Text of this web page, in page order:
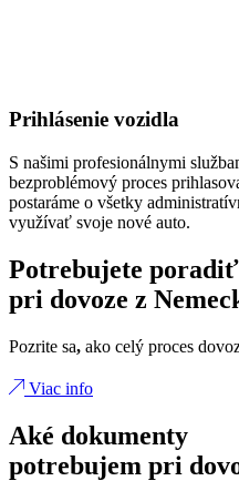
Prihlásenie vozidla
S našimi profesionálnymi
bezproblémový proces
postaráme o všetky
využívať svoje nové auto.
Potrebujete poradiť
pri dovoze z
Pozrite sa, ako celý proces
Viac info
Aké dokumenty
potrebujem pri